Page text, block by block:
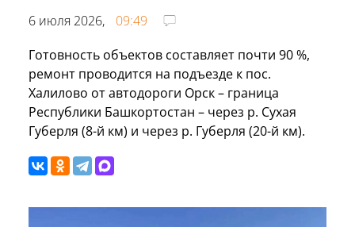
6 июля 2026,
09:49
Готовность объектов составляет почти 90 %,
ремонт проводится на подъезде к пос.
Халилово от автодороги Орск – граница
Республики Башкортостан – через р. Сухая
Губерля (8-й км) и через р. Губерля (20-й км).